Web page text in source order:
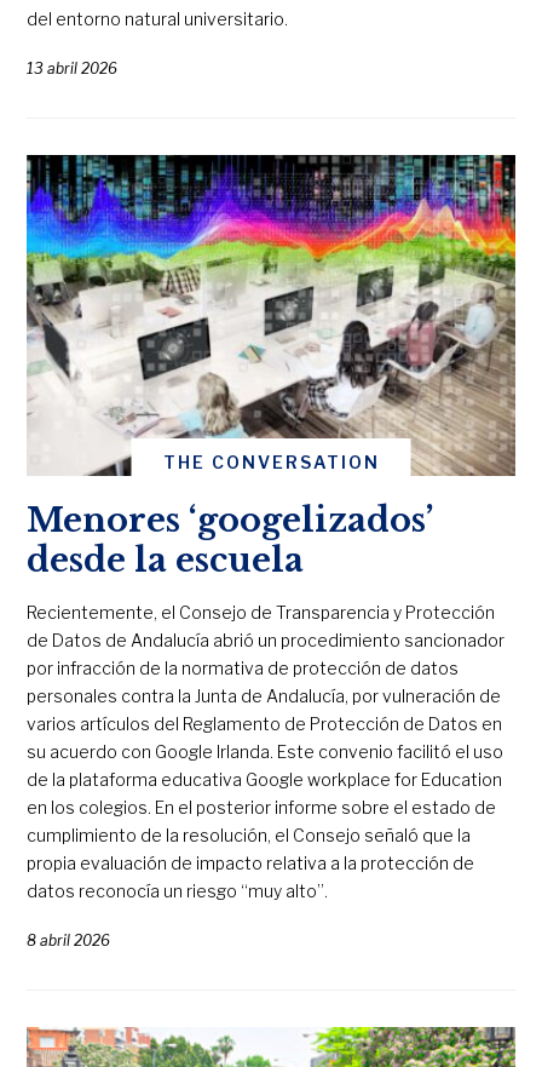
del entorno natural universitario.
13 abril 2026
THE CONVERSATION
Menores ‘googelizados’
desde la escuela
Recientemente, el Consejo de Transparencia y Protección
de Datos de Andalucía abrió un procedimiento sancionador
por infracción de la normativa de protección de datos
personales contra la Junta de Andalucía, por vulneración de
varios artículos del Reglamento de Protección de Datos en
su acuerdo con Google Irlanda. Este convenio facilitó el uso
de la plataforma educativa Google workplace for Education
en los colegios. En el posterior informe sobre el estado de
cumplimiento de la resolución, el Consejo señaló que la
propia evaluación de impacto relativa a la protección de
datos reconocía un riesgo “muy alto”.
8 abril 2026